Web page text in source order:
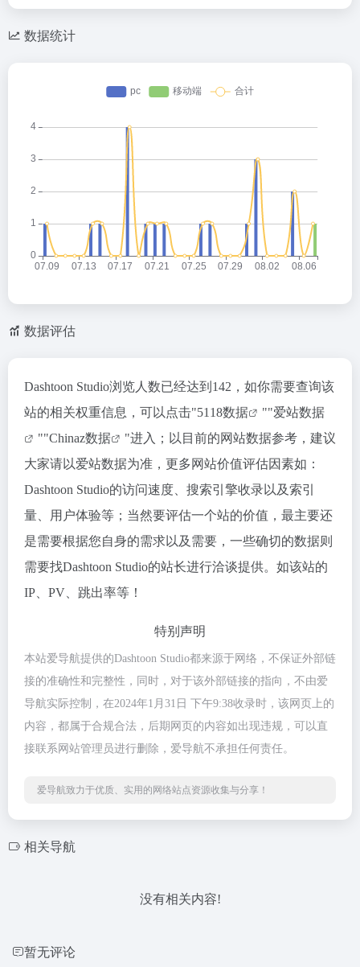
数据统计
数据评估
Dashtoon Studio浏览人数已经达到142，如你需要查询该
站的相关权重信息，可以点击"5118数据 ""爱站数据
""Chinaz数据
"进入；以目前的网站数据参考，建议
大家请以爱站数据为准，更多网站价值评估因素如：
Dashtoon Studio的访问速度、搜索引擎收录以及索引
量、用户体验等；当然要评估一个站的价值，最主要还
是需要根据您自身的需求以及需要，一些确切的数据则
需要找Dashtoon Studio的站长进行洽谈提供。如该站的
IP、PV、跳出率等！
特别声明
本站爱导航提供的Dashtoon Studio都来源于网络，不保证外部链
接的准确性和完整性，同时，对于该外部链接的指向，不由爱
导航实际控制，在2024年1月31日 下午9:38收录时，该网页上的
内容，都属于合规合法，后期网页的内容如出现违规，可以直
接联系网站管理员进行删除，爱导航不承担任何责任。
爱导航致力于优质、实用的网络站点资源收集与分享！
相关导航
没有相关内容!
暂无评论